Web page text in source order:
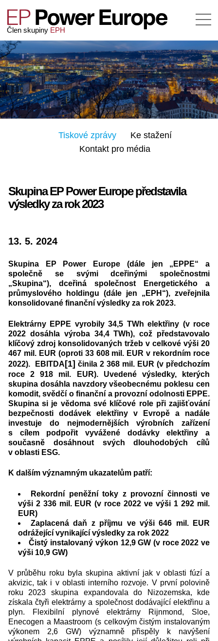
Člen skupiny EPH
Tiskové zprávy
Ke stažení
Kontakt pro média
Skupina EP Power Europe představila
výsledky za rok 2023
13. 5. 2024
Skupina EP Power Europe (dále jen „EPPE“ a
společně se svými dceřinými společnostmi
„Skupina“), dceřiná společnost Energetického a
průmyslového holdingu (dále jen „EPH“), zveřejnila
konsolidované finanční výsledky za rok 2023.
Elektrárny EPPE vyrobily 34,5 TWh elektřiny (v roce
2022 dosáhla výroba 34,4 TWh), což představovalo
klíčový zdroj konsolidovaných tržeb v celkové výši 20
467 mil. EUR (oproti 33 608 mil. EUR v rekordním roce
2022). EBITDA[1] činila 2 368 mil. EUR (v předchozím
roce 2 918 mil. EUR). Uvedené výsledky, kterých
skupina dosáhla navzdory všeobecnému poklesu cen
komodit, svědčí o finanční a provozní odolnosti EPPE.
Skupina si je vědoma své klíčové role při zajišťování
bezpečnosti dodávek elektřiny v Evropě a nadále
investuje do nejmodernějších výrobních zařízení
s cílem podpořit vyvážené dodávky elektřiny a
současně dosáhnout svých dlouhodobých cílů
v oblasti ESG.
K dalším významným ukazatelům patří:
Rekordní peněžní toky z provozní činnosti ve
výši 2 336 mil. EUR (v roce 2022 ve výši 1 292 mil.
EUR)
Zaplacená daň z příjmu ve výši 646 mil. EUR
odrážející vynikající výsledky za rok 2022
Čistý instalovaný výkon 12,9 GW (v roce 2022 ve
výši 10,9 GW)
V průběhu roku byla skupina aktivní jak v oblasti fúzí a
akvizic, tak i v oblasti interního rozvoje. V první polovině
roku 2023 skupina expandovala do Nizozemska, kde
získala čtyři elektrárny a společnost dodávající elektřinu a
plyn. Flexibilní plynové elektrárny Rijnmond, Sloe,
Enecogen a Maastroom (s celkovým čistým instalovaným
výkonem 2,6 GW) významně přispěly k navýšení